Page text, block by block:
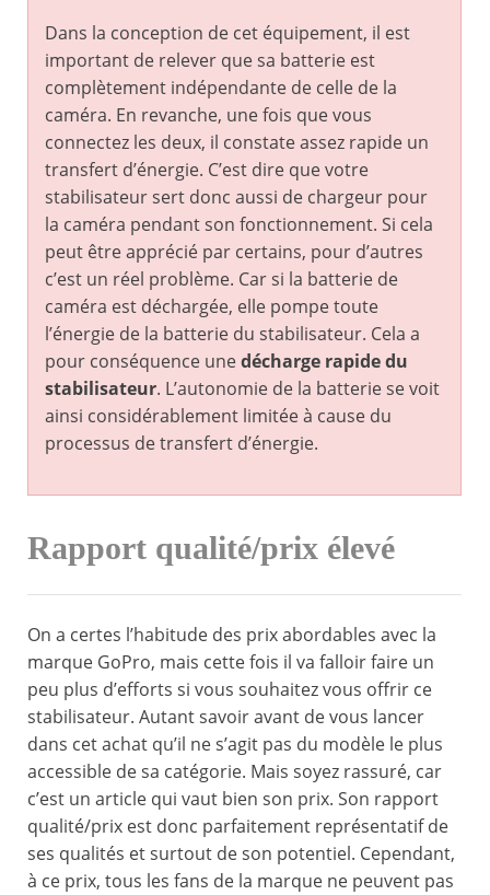
Dans la conception de cet équipement, il est
important de relever que sa batterie est
complètement indépendante de celle de la
caméra. En revanche, une fois que vous
connectez les deux, il constate assez rapide un
transfert d’énergie. C’est dire que votre
stabilisateur sert donc aussi de chargeur pour
la caméra pendant son fonctionnement. Si cela
peut être apprécié par certains, pour d’autres
c’est un réel problème. Car si la batterie de
caméra est déchargée, elle pompe toute
l’énergie de la batterie du stabilisateur. Cela a
pour conséquence unedécharge rapide du
stabilisateur. L’autonomie de la batterie se voit
ainsi considérablement limitée à cause du
processus de transfert d’énergie.
Rapport qualité/prix élevé
On a certes l’habitude des prix abordables avec la
marque GoPro, mais cette fois il va falloir faire un
peu plus d’efforts si vous souhaitez vous offrir ce
stabilisateur. Autant savoir avant de vous lancer
dans cet achat qu’il ne s’agit pas du modèle le plus
accessible de sa catégorie. Mais soyez rassuré, car
c’est un article qui vaut bien son prix. Son rapport
qualité/prix est donc parfaitement représentatif de
ses qualités et surtout de son potentiel. Cependant,
à ce prix, tous les fans de la marque ne peuvent pas